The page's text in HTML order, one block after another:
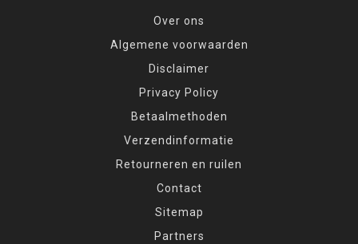
Over ons
Algemene voorwaarden
Disclaimer
Privacy Policy
Betaalmethoden
Verzendinformatie
Retourneren en ruilen
Contact
Sitemap
Partners